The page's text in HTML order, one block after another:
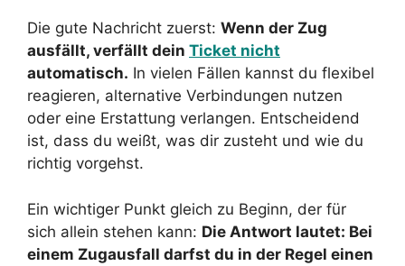
Die gute Nachricht zuerst: Wenn der Zug
ausfällt, verfällt dein Ticket nicht
automatisch. In vielen Fällen kannst du flexibel
reagieren, alternative Verbindungen nutzen
oder eine Erstattung verlangen. Entscheidend
ist, dass du weißt, was dir zusteht und wie du
richtig vorgehst.
Ein wichtiger Punkt gleich zu Beginn, der für
sich allein stehen kann: Die Antwort lautet: Bei
einem Zugausfall darfst du in der Regel einen